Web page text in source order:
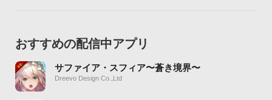
おすすめの配信中アプリ
サファイア・スフィア〜蒼き境界〜
Dreevo Design Co.,Ltd